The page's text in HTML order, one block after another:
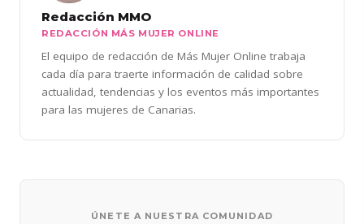
Redacción MMO
REDACCIÓN MÁS MUJER ONLINE
El equipo de redacción de Más Mujer Online trabaja
cada día para traerte información de calidad sobre
actualidad, tendencias y los eventos más importantes
para las mujeres de Canarias.
ÚNETE A NUESTRA COMUNIDAD